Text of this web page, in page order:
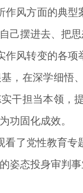
作风方面的典
己摆进去、把
作风转变的各
，在深学细悟
干担当本领，
功固化成效。
看了党性教育
姿态投身审判